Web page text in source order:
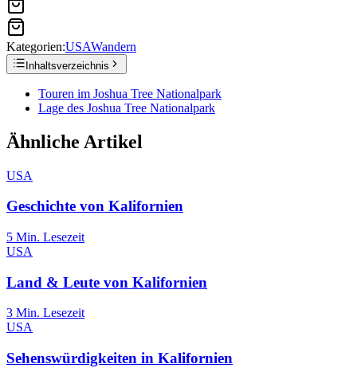
Kategorien:USAWandern
Inhaltsverzeichnis
Touren im Joshua Tree Nationalpark
Lage des Joshua Tree Nationalpark
Ähnliche Artikel
USA
Geschichte von Kalifornien
5 Min. Lesezeit
USA
Land & Leute von Kalifornien
3 Min. Lesezeit
USA
Sehenswürdigkeiten in Kalifornien